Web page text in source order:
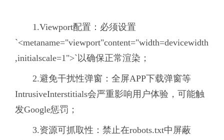
1.Viewport配置：必须设置
`<metaname="viewport"content="width=devicewidth
,initialscale=1">`以确保正常渲染；
2.避免干扰性弹窗：全屏APP下载弹窗等
IntrusiveInterstitials会严重影响用户体验，可能触
发Google惩罚；
3.资源可抓取性：禁止在robots.txt中屏蔽